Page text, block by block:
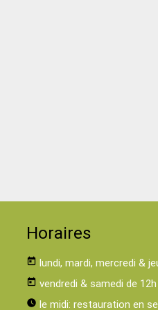
Horaires
today lundi, mardi, mercredi &
today vendredi & samedi de
watch_later le midi: restauration en